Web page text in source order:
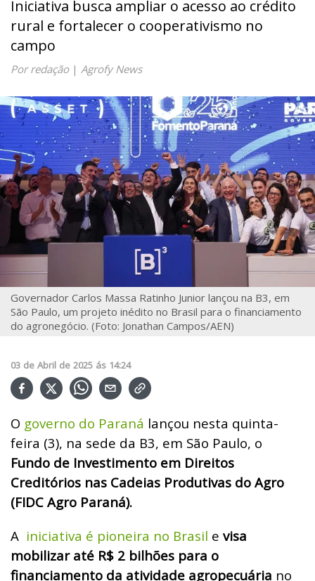
Iniciativa busca ampliar o acesso ao crédito
rural e fortalecer o cooperativismo no
campo
Por redação| Agrofy News
Governador Carlos Massa Ratinho Junior lançou na B3, em
São Paulo, um projeto inédito no Brasil para o financiamento
do agronegócio. (Foto: Jonathan Campos/AEN)
03 de Abril de 2025 ás 14:24
O governo do Paraná lançou nesta quinta-
feira (3), na sede da B3, em São Paulo, o
Fundo de Investimento em Direitos
Creditórios nas Cadeias Produtivas do Agro
(FIDC Agro Paraná).
A iniciativa é pioneira no Brasil e visa
mobilizar até R$ 2 bilhões para o
financiamento da atividade agropecuária no